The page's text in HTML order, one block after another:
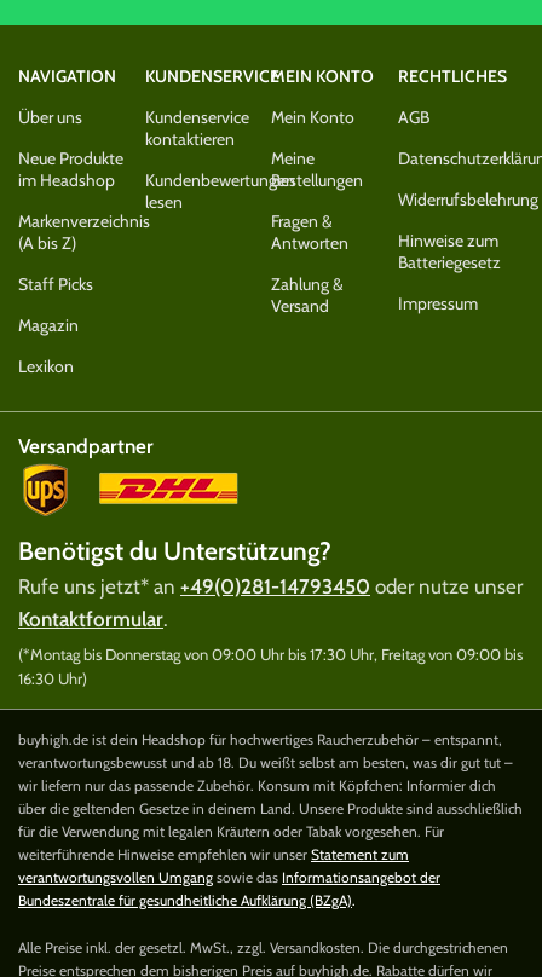
NAVIGATION
Über uns
Neue Produkte
im Headshop
Markenverzeichnis
(A bis Z)
Staff Picks
Magazin
Lexikon
KUNDENSERVICE
Kundenservice
kontaktieren
Kundenbewertungen
lesen
MEIN KONTO
Mein Konto
Meine
Bestellungen
Fragen &
Antworten
Zahlung &
Versand
RECHTLICHES
AGB
Widerrufsbelehrung
Hinweise zum
Batteriegesetz
Impressum
Versandpartner
Benötigst du Unterstützung?
Rufe uns jetzt* an +49(0)281-14793450 oder nutze unser
Kontaktformular.
(*Montag bis Donnerstag von 09:00 Uhr bis 17:30 Uhr, Freitag von 09:00 bis
16:30 Uhr)
buyhigh.de ist dein Headshop für hochwertiges Raucherzubehör – entspannt,
verantwortungsbewusst und ab 18. Du weißt selbst am besten, was dir gut tut –
wir liefern nur das passende Zubehör. Konsum mit Köpfchen: Informier dich
über die geltenden Gesetze in deinem Land. Unsere Produkte sind ausschließlich
für die Verwendung mit legalen Kräutern oder Tabak vorgesehen. Für
weiterführende Hinweise empfehlen wir unser Statement zum
verantwortungsvollen Umgang sowie das Informationsangebot der
Bundeszentrale für gesundheitliche Aufklärung (BZgA).
Alle Preise inkl. der gesetzl. MwSt., zzgl. Versandkosten. Die durchgestrichenen
Preise entsprechen dem bisherigen Preis auf buyhigh.de. Rabatte dürfen wir